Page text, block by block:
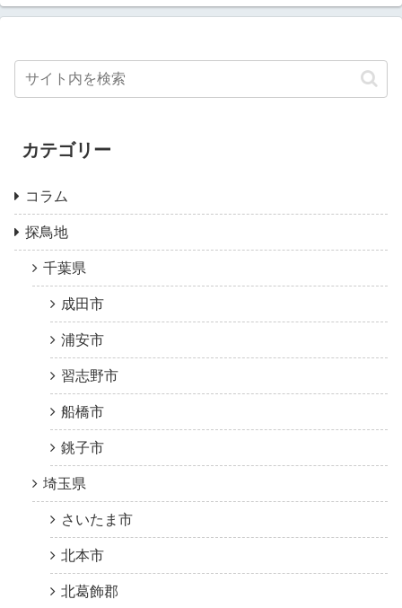
カテゴリー
コラム
探鳥地
千葉県
成田市
浦安市
習志野市
船橋市
銚子市
埼玉県
さいたま市
北本市
北葛飾郡